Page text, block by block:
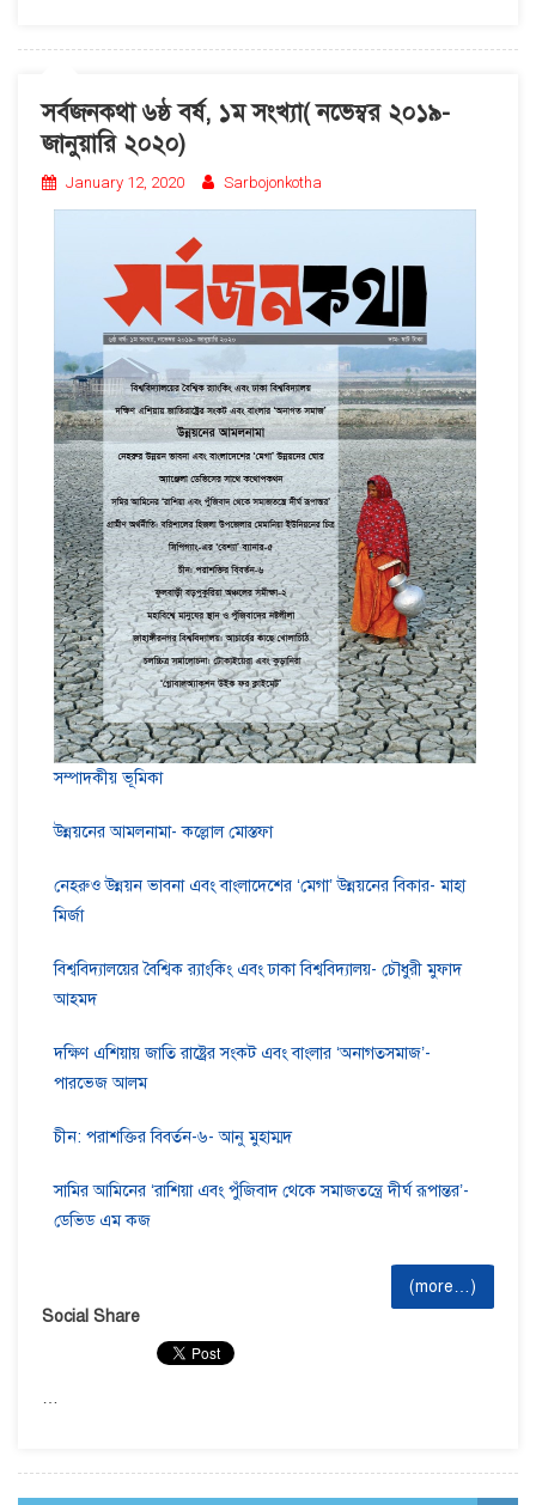
সর্বজনকথা ৬ষ্ঠ বর্ষ, ১ম সংখ্যা( নভেম্বর ২০১৯-
জানুয়ারি ২০২০)
January 12, 2020 Sarbojonkotha
সম্পাদকীয় ভূমিকা
উন্নয়নের আমলনামা- কল্লোল মোস্তফা
নেহরুও উন্নয়ন ভাবনা এবং বাংলাদেশের ‘মেগা’ উন্নয়নের বিকার- মাহা
মির্জা
বিশ্ববিদ্যালয়ের বৈশ্বিক র‍্যাংকিং এবং ঢাকা বিশ্ববিদ্যালয়- চৌধুরী মুফাদ
আহমদ
দক্ষিণ এশিয়ায় জাতি রাষ্ট্রের সংকট এবং বাংলার ‘অনাগতসমাজ’-
পারভেজ আলম
চীন: পরাশক্তির বিবর্তন-৬- আনু মুহাম্মদ
সামির আমিনের ‘রাশিয়া এবং পুঁজিবাদ থেকে সমাজতন্ত্রে দীর্ঘ রূপান্তর’-
ডেভিড এম কজ
(more…)
Social Share
…